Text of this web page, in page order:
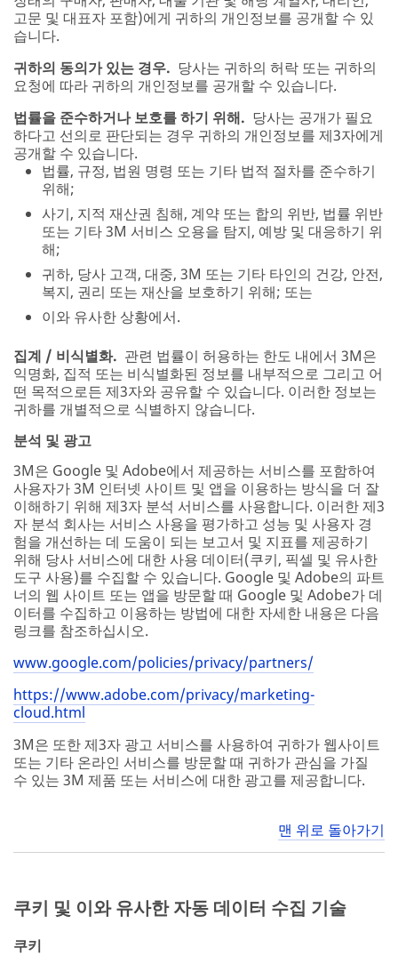
고문 및 대표자 포함)에게 귀하의 개인정보를 공개할 수 있
습니다.
귀하의 동의가 있는 경우. 당사는 귀하의 허락 또는 귀하의
요청에 따라 귀하의 개인정보를 공개할 수 있습니다.
법률을 준수하거나 보호를 하기 위해. 당사는 공개가 필요
하다고 선의로 판단되는 경우 귀하의 개인정보를 제3자에게
공개할 수 있습니다.
법률, 규정, 법원 명령 또는 기타 법적 절차를 준수하기
위해;
사기, 지적 재산권 침해, 계약 또는 합의 위반, 법률 위반
또는 기타 3M 서비스 오용을 탐지, 예방 및 대응하기 위
해;
귀하, 당사 고객, 대중, 3M 또는 기타 타인의 건강, 안전,
복지, 권리 또는 재산을 보호하기 위해; 또는
이와 유사한 상황에서.
집계 / 비식별화. 관련 법률이 허용하는 한도 내에서 3M은
익명화, 집적 또는 비식별화된 정보를 내부적으로 그리고 어
떤 목적으로든 제3자와 공유할 수 있습니다. 이러한 정보는
귀하를 개별적으로 식별하지 않습니다.
분석 및 광고
3M은 Google 및 Adobe에서 제공하는 서비스를 포함하여
사용자가 3M 인터넷 사이트 및 앱을 이용하는 방식을 더 잘
이해하기 위해 제3자 분석 서비스를 사용합니다. 이러한 제3
자 분석 회사는 서비스 사용을 평가하고 성능 및 사용자 경
험을 개선하는 데 도움이 되는 보고서 및 지표를 제공하기
위해 당사 서비스에 대한 사용 데이터(쿠키, 픽셀 및 유사한
도구 사용)를 수집할 수 있습니다. Google 및 Adobe의 파트
너의 웹 사이트 또는 앱을 방문할 때 Google 및 Adobe가 데
이터를 수집하고 이용하는 방법에 대한 자세한 내용은 다음
링크를 참조하십시오.
www.google.com/policies/privacy/partners/
https://www.adobe.com/privacy/marketing-
cloud.html
3M은 또한 제3자 광고 서비스를 사용하여 귀하가 웹사이트
또는 기타 온라인 서비스를 방문할 때 귀하가 관심을 가질
수 있는 3M 제품 또는 서비스에 대한 광고를 제공합니다.
맨 위로 돌아가기
쿠키 및 이와 유사한 자동 데이터 수집 기술
쿠키